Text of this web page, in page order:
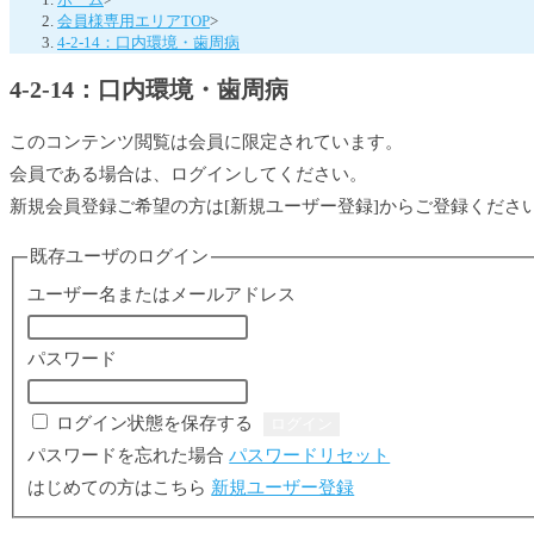
会員様専用エリアTOP>
4-2-14：口内環境・歯周病
4-2-14：口内環境・歯周病
このコンテンツ閲覧は会員に限定されています。
会員である場合は、ログインしてください。
新規会員登録ご希望の方は[新規ユーザー登録]からご登録くださ
既存ユーザのログイン
ユーザー名またはメールアドレス
パスワード
ログイン状態を保存する
パスワードを忘れた場合パスワードリセット
はじめての方はこちら 新規ユーザー登録